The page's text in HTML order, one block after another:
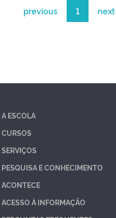
previous 1 next
A ESCOLA
CURSOS
SERVIÇOS
PESQUISA E CONHECIMENTO
ACONTECE
ACESSO À INFORMAÇÃO